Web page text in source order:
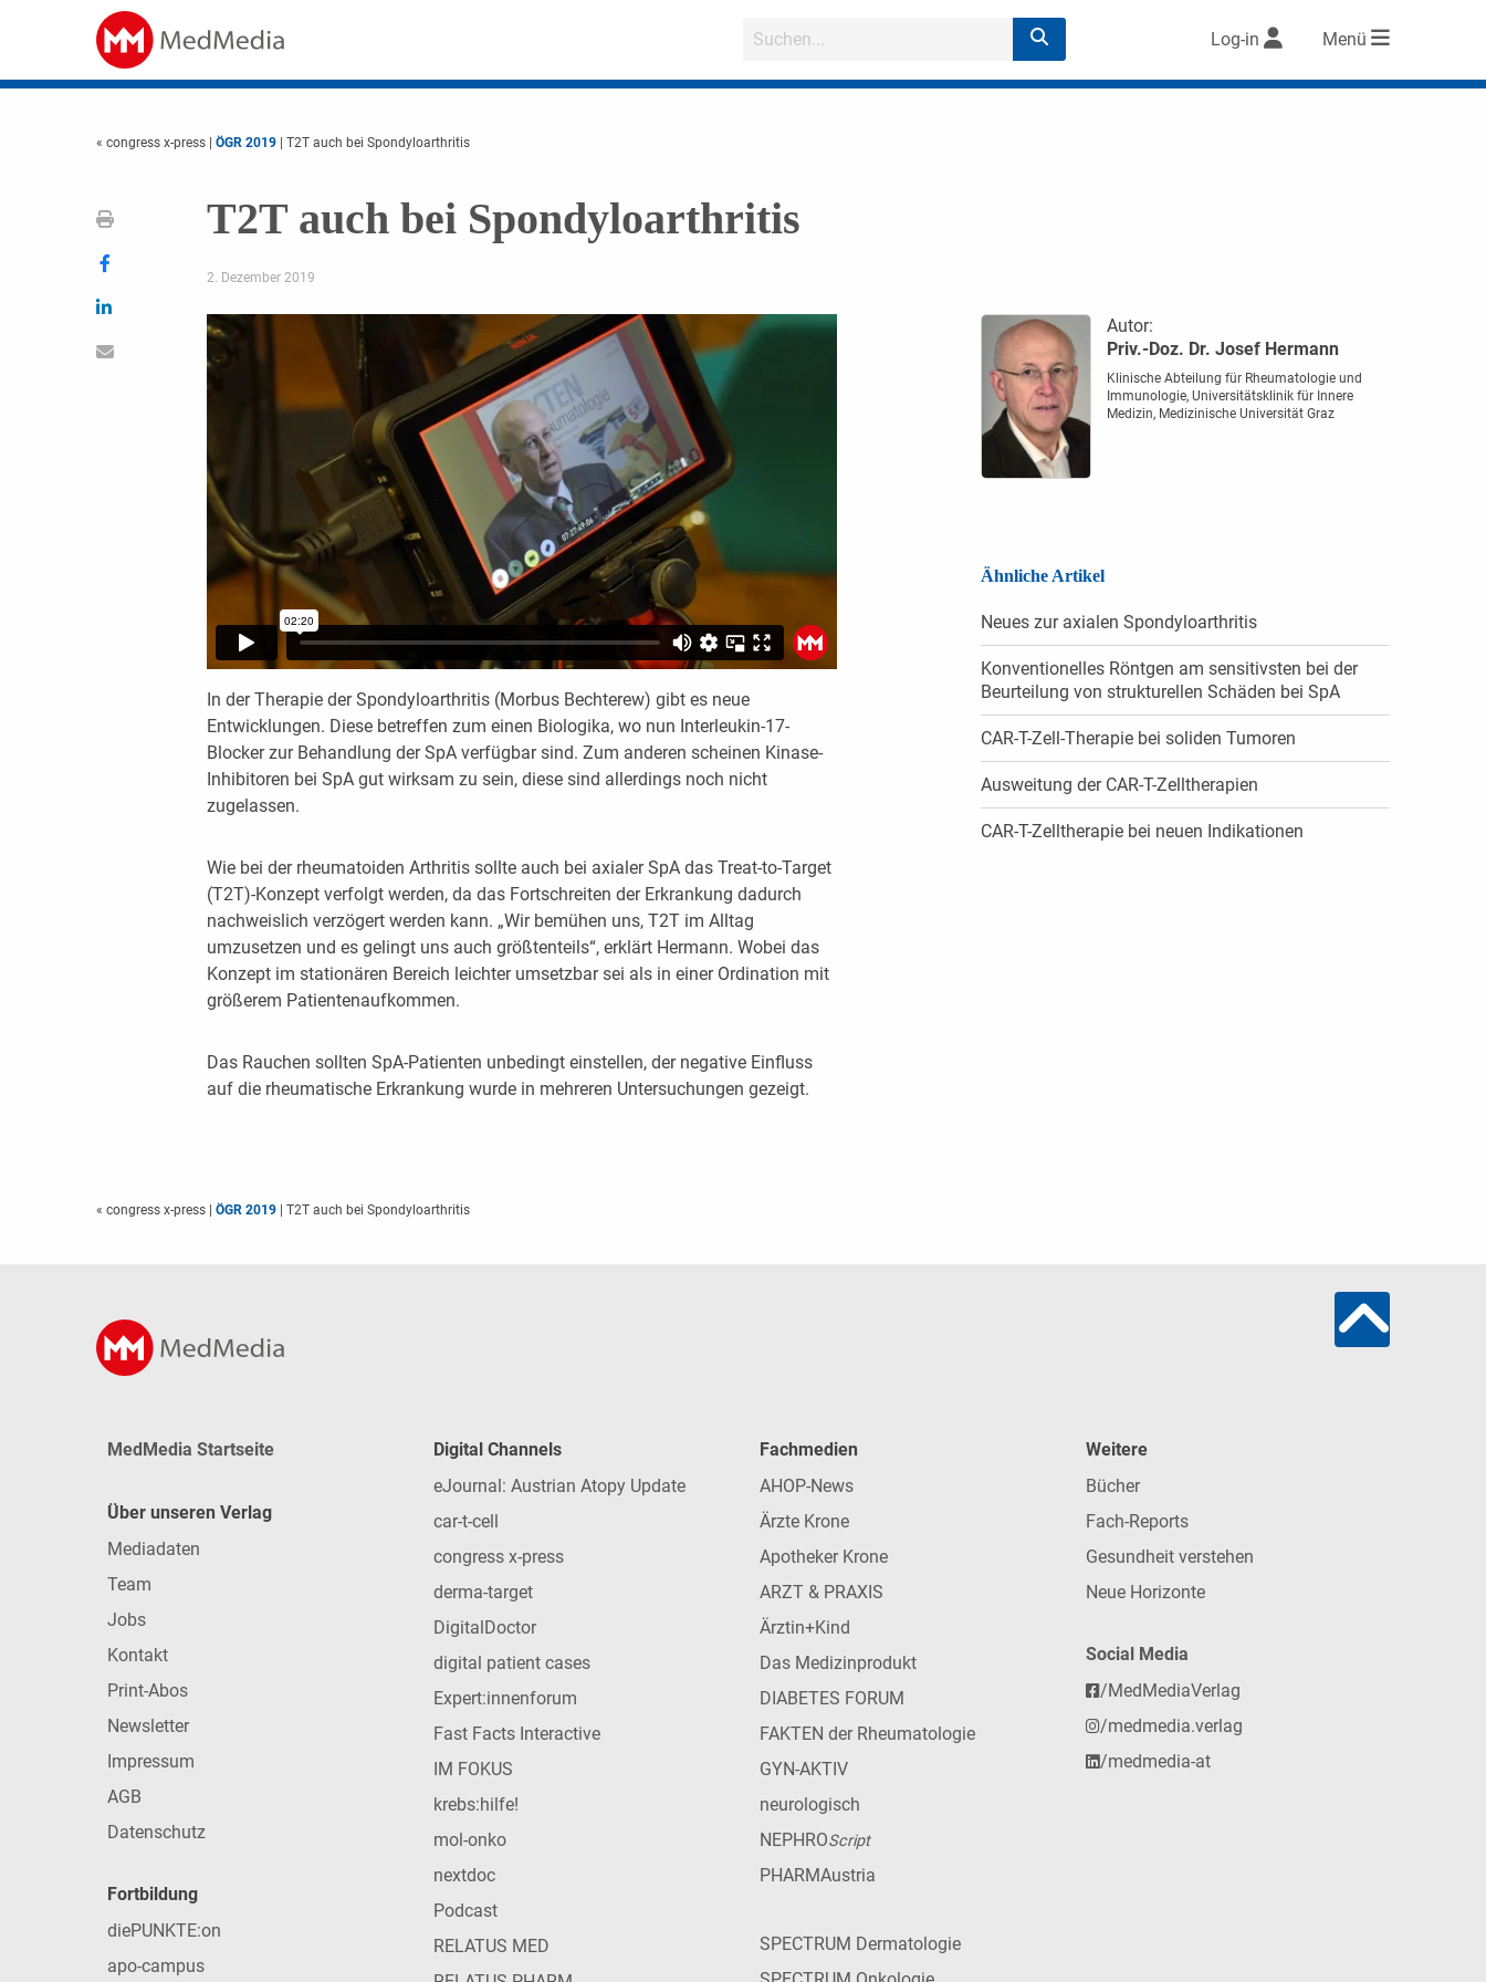
Log-in Menü
« congress x-press ÖGR 2019 | T2T auch bei Spondyloarthritis
T2T auch bei Spondyloarthritis
2. Dezember 2019
In der Therapie der Spondyloarthritis (Morbus Bechterew) gibt es neue
Entwicklungen. Diese betreffen zum einen Biologika, wo nun Interleukin-17-
Blocker zur Behandlung der SpA verfügbar sind. Zum anderen scheinen Kinase-
Inhibitoren bei SpA gut wirksam zu sein, diese sind allerdings noch nicht
zugelassen.
Wie bei der rheumatoiden Arthritis sollte auch bei axialer SpA das Treat-to-Target
(T2T)-Konzept verfolgt werden, da das Fortschreiten der Erkrankung dadurch
nachweislich verzögert werden kann. „Wir bemühen uns, T2T im Alltag
umzusetzen und es gelingt uns auch größtenteils“, erklärt Hermann. Wobei das
Konzept im stationären Bereich leichter umsetzbar sei als in einer Ordination mit
größerem Patientenaufkommen.
Das Rauchen sollten SpA-Patienten unbedingt einstellen, der negative Einfluss
auf die rheumatische Erkrankung wurde in mehreren Untersuchungen gezeigt.
Autor:
Priv.-Doz. Dr. Josef Hermann
Klinische Abteilung für Rheumatologie und
Immunologie, Universitätsklinik für Innere
Medizin, Medizinische Universität Graz
Ähnliche Artikel
Neues zur axialen Spondyloarthritis
Konventionelles Röntgen am sensitivsten bei der
Beurteilung von strukturellen Schäden bei SpA
CAR-T-Zell-Therapie bei soliden Tumoren
Ausweitung der CAR-T-Zelltherapien
CAR-T-Zelltherapie bei neuen Indikationen
« congress x-press | ÖGR 2019 | T2T auch bei Spondyloarthritis
MedMedia Startseite
Über unseren Verlag
Mediadaten
Team
Jobs
Kontakt
Print-Abos
Newsletter
Impressum
AGB
Datenschutz
Fortbildung
diePUNKTE:on
apo-campus
Digital Channels
eJournal: Austrian Atopy Update
car-t-cell
congress x-press
derma-target
DigitalDoctor
digital patient cases
Expert:innenforum
Fast Facts Interactive
IM FOKUS
krebs:hilfe!
mol-onko
nextdoc
Podcast
RELATUS MED
Fachmedien
AHOP-News
Ärzte Krone
Apotheker Krone
ARZT & PRAXIS
Ärztin+Kind
Das Medizinprodukt
DIABETES FORUM
FAKTEN der Rheumatologie
GYN-AKTIV
neurologisch
NEPHROScript
PHARMAustria
SPECTRUM Dermatologie
Weitere
Bücher
Fach-Reports
Gesundheit verstehen
Neue Horizonte
Social Media
/MedMediaVerlag
/medmedia.verlag
/medmedia-at